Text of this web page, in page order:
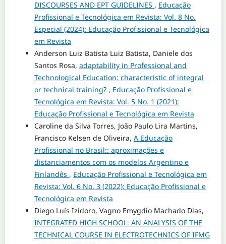
DISCOURSES AND EPT GUIDELINES , Educação
Profissional e Tecnológica em Revista: Vol. 8 No.
Especial (2024): Educação Profissional e Tecnológica
em Revista
Anderson Luiz Batista Luiz Batista, Daniele dos
Santos Rosa, adaptability in Professional and
Technological Education: characteristic of integral
or technical training? , Educação Profissional e
Tecnológica em Revista: Vol. 5 No. 1 (2021):
Educação Profissional e Tecnológica em Revista
Caroline da Silva Torres, João Paulo Lira Martins,
Francisco Kelsen de Oliveira, A Educação
Profissional no Brasil:: aproximações e
distanciamentos com os modelos Argentino e
Finlandês , Educação Profissional e Tecnológica em
Revista: Vol. 6 No. 3 (2022): Educação Profissional e
Tecnológica em Revista
Diego Luís Izidoro, Vagno Emygdio Machado Dias,
INTEGRATED HIGH SCHOOL: AN ANALYSIS OF THE
TECHNICAL COURSE IN ELECTROTECHNICS OF IFMG